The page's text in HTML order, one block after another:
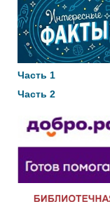
Часть 1
Часть 2